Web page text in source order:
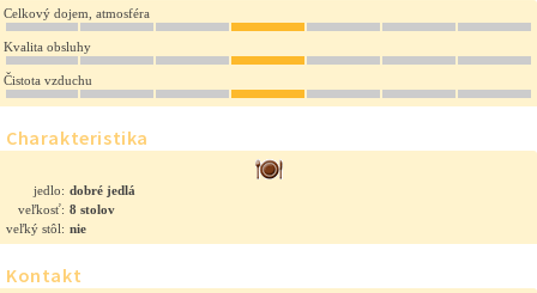
Celkový dojem, atmosféra
Kvalita obsluhy
Čistota vzduchu
Charakteristika
jedlo: dobré jedlá
veľkosť: 8 stolov
veľký stôl: nie
Kontakt